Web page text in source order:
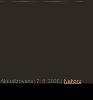
Aktualizováno: 7. 8. 2026
Nahoru